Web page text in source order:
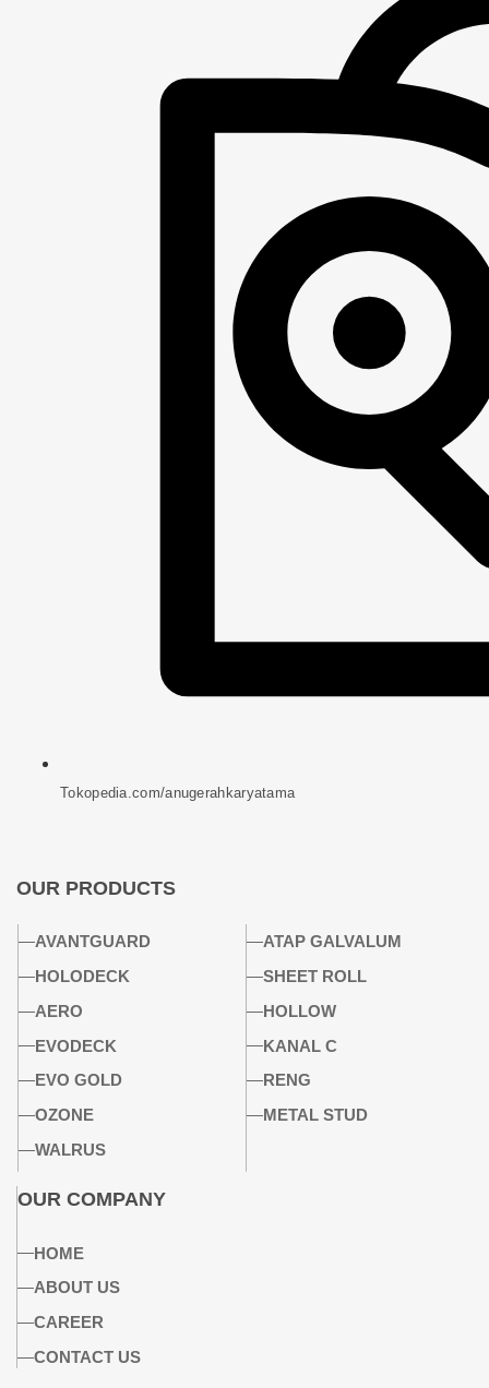
Tokopedia.com/anugerahkaryatama
OUR PRODUCTS
AVANTGUARD
HOLODECK
AERO
EVODECK
EVO GOLD
OZONE
WALRUS
ATAP GALVALUM
SHEET ROLL
HOLLOW
KANAL C
RENG
METAL STUD
OUR COMPANY
HOME
ABOUT US
CAREER
CONTACT US